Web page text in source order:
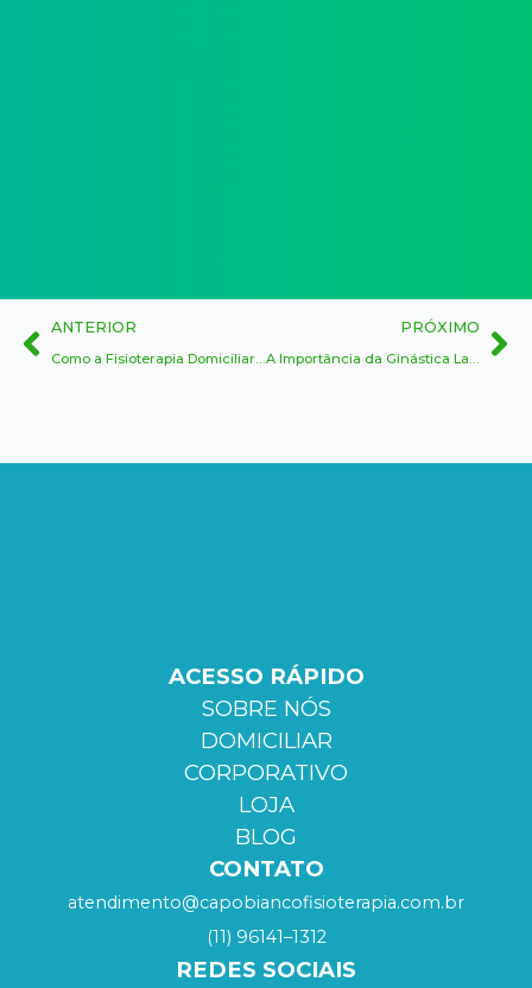
ANTERIOR
Como a Fisioterapia Domiciliar Pode Ajudar na Reabilitação Pós-Cirúrgica
PRÓXIMO
A Importância da Ginástica Laboral no Ambiente de Trabalho
ACESSO RÁPIDO
SOBRE NÓS
DOMICILIAR
CORPORATIVO
LOJA
BLOG
CONTATO
atendimento@capobiancofisioterapia.com.br
(11) 96141–1312
REDES SOCIAIS